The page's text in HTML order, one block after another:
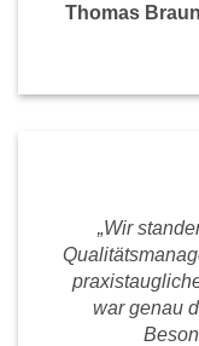
Thomas
„Wir
war genau